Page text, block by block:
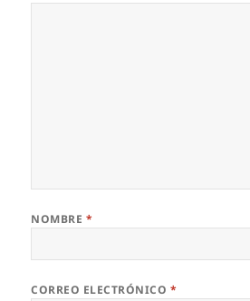
NOMBRE *
CORREO ELECTRÓNICO *